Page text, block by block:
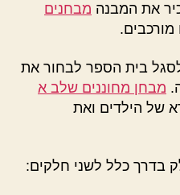
את המבנה מבחנים
מורכבים.
בית הספר לבחור את
מבחן מחוננים שלב א
של הילדים ואת
בדרך כלל לשני חלקים: